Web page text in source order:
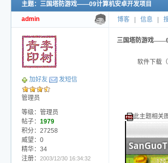
新的主题
投票帖
交易帖
小字报
主题：三国塔防游戏——09计算机安卓开发项目
admin 博客 信息
加好友 发短信
管理员
等级：管理员
帖子： 1979
积分：27258
威望：0
精华：34
注册：
2003/12/30 16:34:32
三国塔防游戏
软件下载
此主题相关